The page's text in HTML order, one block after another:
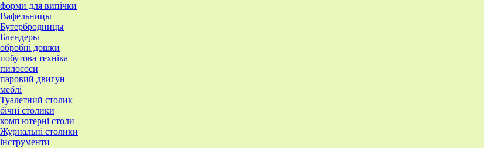
форми для випічки
Вафельницы
Бутербродницы
Блендеры
обробні дошки
побутова техніка
пилососи
паровий двигун
меблі
Туалетний столик
бічні столики
комп'ютерні столи
Журнальні столики
інструменти